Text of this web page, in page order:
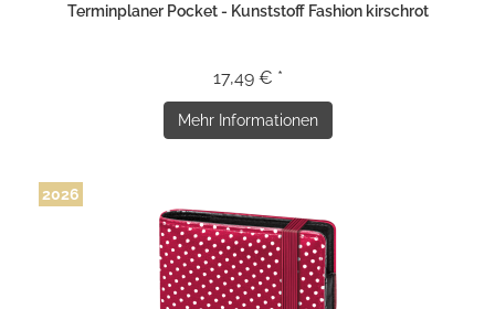
Terminplaner Pocket - Kunststoff Fashion kirschrot
17,49 € *
Mehr Informationen
2026